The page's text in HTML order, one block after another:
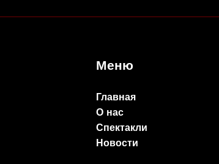
Меню
Главная
О нас
Спектакли
Новости